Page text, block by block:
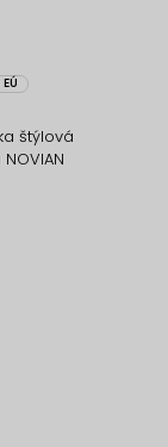
štýlová